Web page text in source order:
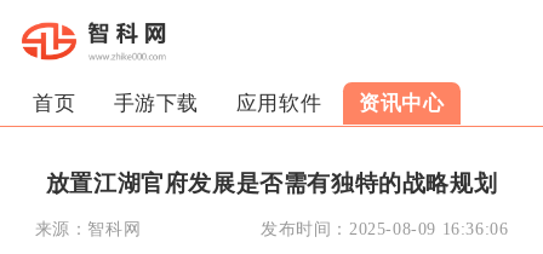
首页 手游下载 应用软件 资讯中心
放置江湖官府发展是否需有独特的战略规划
来源： 智科网 发布时间： 2025-08-09 16:36:06